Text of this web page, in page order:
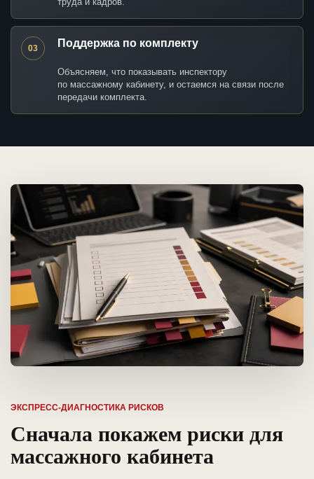
03 Поддержка по комплекту
Объясняем, что показывать инспектору
по массажному кабинету, и остаемся на связи после
передачи комплекта.
ЭКСПРЕСС-ДИАГНОСТИКА РИСКОВ
Сначала покажем риски для
массажного кабинета